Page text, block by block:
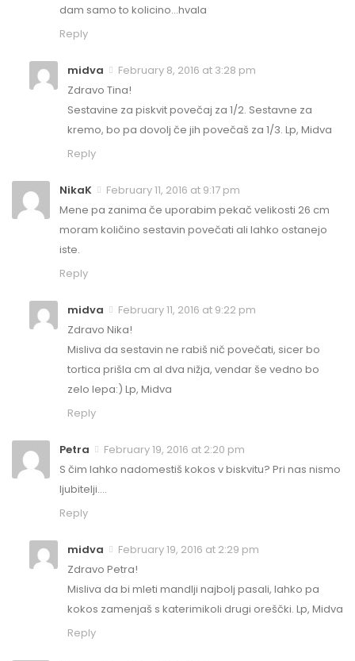
dam samo to kolicino…hvala
Reply
midva
February 8, 2016 at 3:28 pm
Zdravo Tina!
Sestavine za piskvit povečaj za 1/2. Sestavne za
kremo, bo pa dovolj če jih povečaš za 1/3. Lp, Midva
Reply
NikaK
February 11, 2016 at 9:17 pm
Mene pa zanima če uporabim pekač velikosti 26 cm
moram količino sestavin povečati ali lahko ostanejo
iste.
Reply
midva
February 11, 2016 at 9:22 pm
Zdravo Nika!
Misliva da sestavin ne rabiš nič povečati, sicer bo
tortica prišla cm al dva nižja, vendar še vedno bo
zelo lepa:) Lp, Midva
Reply
Petra
February 19, 2016 at 2:20 pm
S čim lahko nadomestiš kokos v biskvitu? Pri nas nismo
ljubitelji….
Reply
midva
February 19, 2016 at 2:29 pm
Zdravo Petra!
Misliva da bi mleti mandlji najbolj pasali, lahko pa
kokos zamenjaš s katerimikoli drugi oreščki. Lp, Midva
Reply